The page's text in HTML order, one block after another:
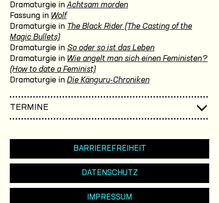
Dramaturgie in Achtsam morden
Fassung in Wolf
Dramaturgie in The Black Rider (The Casting of the
Magic Bullets)
Dramaturgie in So oder so ist das Leben
Dramaturgie in Wie angelt man sich einen Feministen?
(How to date a Feminist)
Dramaturgie in Die Känguru-Chroniken
TERMINE
BARRIEREFREIHEIT
DATENSCHUTZ
IMPRESSUM